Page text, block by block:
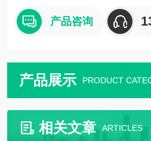
产品咨询
产品展示 PRODUCT
相关文章 ARTICLES